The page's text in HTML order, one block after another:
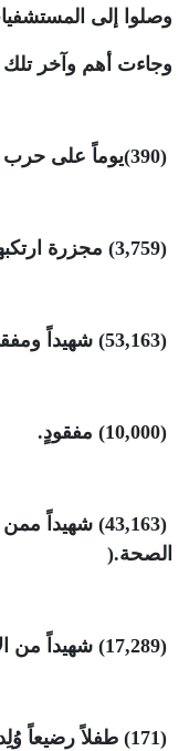
وصلوا إلى المستشفيات، بينهم 17,289
وجاءت أهم وآخر تلك
(390)يوماً على حرب
(3,759) مجزرة
(53,163) شهيداً
(10,000) مفقودٍ.
(43,163) شهيداً ممن
الصحة).
(17,289) شهيداً من
(171) طفلاً رضيعاً